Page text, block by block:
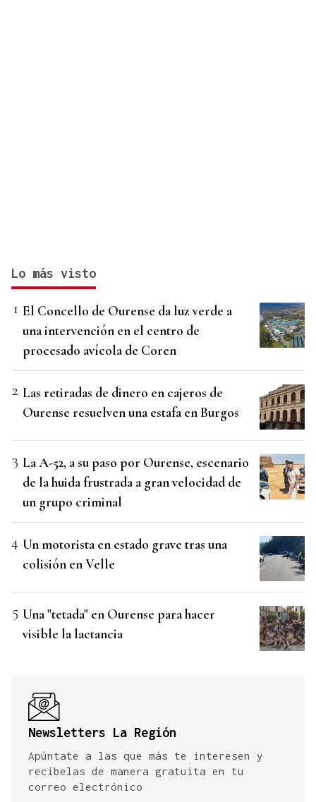
Lo más visto
El Concello de Ourense da luz verde a
una intervención en el centro de
procesado avícola de Coren
Las retiradas de dinero en cajeros de
Ourense resuelven una estafa en Burgos
La A-52, a su paso por Ourense, escenario
de la huida frustrada a gran velocidad de
un grupo criminal
Un motorista en estado grave tras una
colisión en Velle
Una "tetada" en Ourense para hacer
visible la lactancia
Newsletters La Región
Apúntate a las que más te interesen y
recíbelas de manera gratuita en tu
correo electrónico